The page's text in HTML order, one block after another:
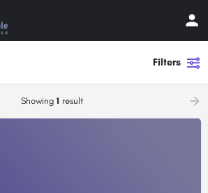
Filters
Showing 1 result